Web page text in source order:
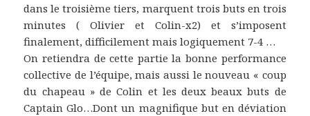
dans le troisième tiers, marquent trois buts en trois
minutes ( Olivier et Colin-x2) et s’imposent
finalement, difficilement mais logiquement 7-4 …
On retiendra de cette partie la bonne performance
collective de l’équipe, mais aussi le nouveau « coup
du chapeau » de Colin et les deux beaux buts de
Captain Glo…Dont un magnifique but en déviation